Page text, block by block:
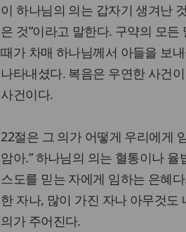
이 하나님의 의는 갑자기 생겨난
은 것”이라고 말한다. 구약의 모
때가 차매 하나님께서 아들을 보
나타내셨다. 복음은 우연한 사건
사건이다.
22절은 그 의가 어떻게 우리에게
암아.” 하나님의 의는 혈통이나
스도를 믿는 자에게 임하는 은혜
한 자나, 많이 가진 자나 아무것도
의가 주어진다.